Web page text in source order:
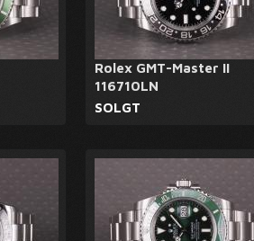
Rolex GMT-Master II
116710LN
SOLGT